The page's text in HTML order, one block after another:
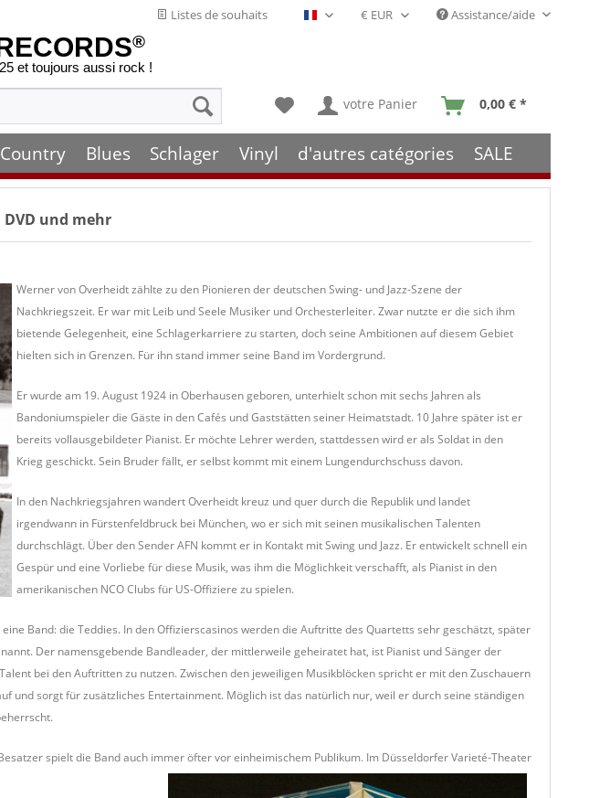
Listes de souhaits Français- FR Assistance/aide
®
et toujours aussi rock !
votre Panier 0,00 € *
Country Blues Schlager Vinyl d'autres catégories SALE
DVD und mehr
Werner von Overheidt zählte zu den Pionieren der deutschen Swing- und Jazz-Szene der
Nachkriegszeit. Er war mit Leib und Seele Musiker und Orchesterleiter. Zwar nutzte er die sich ihm
bietende Gelegenheit, eine Schlagerkarriere zu starten, doch seine Ambitionen auf diesem Gebiet
hielten sich in Grenzen. Für ihn stand immer seine Band im Vordergrund.
Er wurde am 19. August 1924 in Oberhausen geboren, unterhielt schon mit sechs Jahren als
Bandoniumspieler die Gäste in den Cafés und Gaststätten seiner Heimatstadt. 10 Jahre später ist er
bereits vollausgebildeter Pianist. Er möchte Lehrer werden, stattdessen wird er als Soldat in den
Krieg geschickt. Sein Bruder fällt, er selbst kommt mit einem Lungendurchschuss davon.
In den Nachkriegsjahren wandert Overheidt kreuz und quer durch die Republik und landet
irgendwann in Fürstenfeldbruck bei München, wo er sich mit seinen musikalischen Talenten
durchschlägt. Über den Sender AFN kommt er in Kontakt mit Swing und Jazz. Er entwickelt schnell ein
Gespür und eine Vorliebe für diese Musik, was ihm die Möglichkeit verschafft, als Pianist in den
amerikanischen NCO Clubs für US-Offiziere zu spielen.
Band: die Teddies. In den Offizierscasinos werden die Auftritte des Quartetts sehr geschätzt, später
Der namensgebende Bandleader, der mittlerweile geheiratet hat, ist Pianist und Sänger der
bei den Auftritten zu nutzen. Zwischen den jeweiligen Musikblöcken spricht er mit den Zuschauern
und sorgt für zusätzliches Entertainment. Möglich ist das natürlich nur, weil er durch seine ständigen
spielt die Band auch immer öfter vor einheimischem Publikum. Im Düsseldorfer Varieté-Theater